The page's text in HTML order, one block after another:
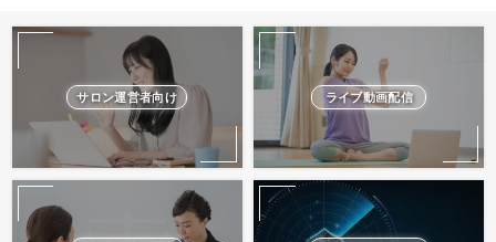
サロン運営者向け ライブ動画配信